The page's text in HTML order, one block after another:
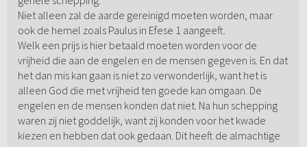
Niet alleen zal de aarde gereinigd moeten worden, maar
ook de hemel zoals Paulus in Efese 1 aangeeft.
Welk een prijs is hier betaald moeten worden voor de
vrijheid die aan de engelen en de mensen gegeven is. En dat
het dan mis kan gaan is niet zo verwonderlijk, want het is
alleen God die met vrijheid ten goede kan omgaan. De
engelen en de mensen konden dat niet. Na hun schepping
waren zij niet goddelijk, want zij konden voor het kwade
kiezen en hebben dat ook gedaan. Dit heeft de almachtige